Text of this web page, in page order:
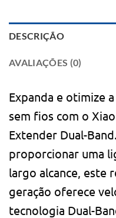
DESCRIÇÃO
AVALIAÇÕES (0)
Expanda e otimize
sem fios com o
Extender Dual-
proporcionar uma
largo alcance, este
geração oferece
tecnologia Dual-